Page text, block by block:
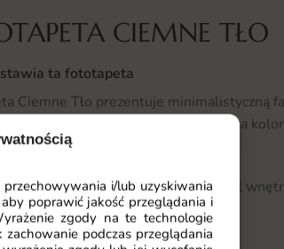
i/lub uzyskiwania
poprawić jakość przeglądania i
zgody na te technologie
podczas przeglądania
CIEMNE TŁO
ta fototapeta
Ciemne Tło prezentuje minimalistyczną
i porządkuje przestrzeń. Stonowana
dodatków.
Tło podkreśla nowoczesny styl
elementy aranżacji.